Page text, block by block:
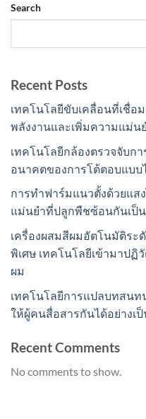
Search
Recent Posts
เทคโนโลยีขับเคลื่อนที่เชื่
พลังงานและเพิ่มความแม่น
เทคโนโลยีกล้องตรวจจับก
อนาคตของการโต้ตอบแบบ
การทำฟาร์มแนวตั้งด้วยแส
แม่นยำที่ปลูกพืชซ้อนกันเป็
เครื่องผสมสีผมอัตโนมัติร
พิเศษ เทคโนโลยีเข้ามาปฏิ
ผม
เทคโนโลยีการแปลบทสนท
ให้ผู้คนสื่อสารกันได้อย่างเ
Recent Comments
No comments to show.